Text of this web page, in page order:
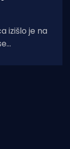
izišlo je na